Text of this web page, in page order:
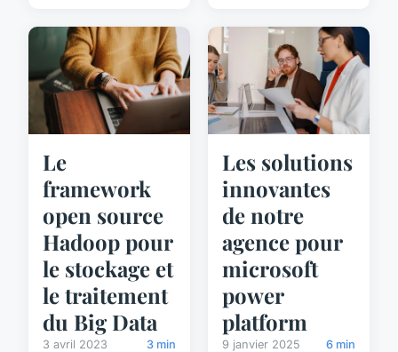
Le
framework
open source
Hadoop pour
le stockage et
le traitement
du Big Data
3 avril 2023 3 min
Les solutions
innovantes
de notre
agence pour
microsoft
power
platform
9 janvier 2025 6 min